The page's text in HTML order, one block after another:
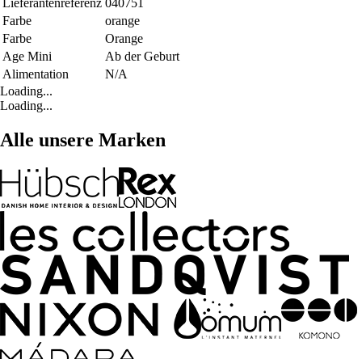
Farbe
orange
Farbe
Orange
Age Mini
Ab der Geburt
Alimentation
N/A
Loading...
Loading...
Alle unsere Marken